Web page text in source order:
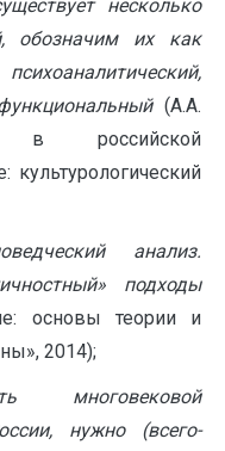
несколько
обозначим их как
(А.А.
российской
культурологический
анализ.
подходы
основы теории и
2014);
многовековой
нужно (всего-